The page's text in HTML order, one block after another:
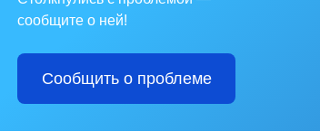
сообщите о ней!
Сообщить о проблеме